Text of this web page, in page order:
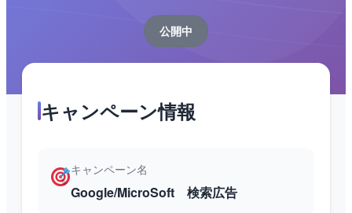
公開中
キャンペーン情報
キャンペーン名
Google/MicroSoft 検索広告